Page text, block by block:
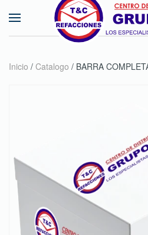
Skip to main content
Inicio / Catalogo / BARRA